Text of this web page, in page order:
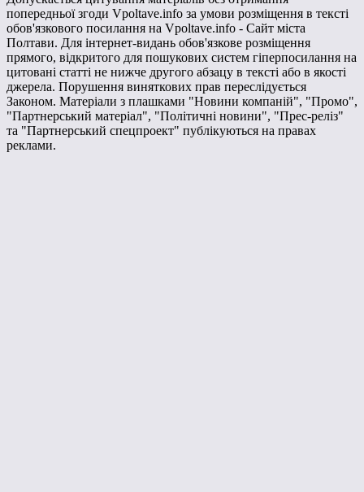
попередньої згоди Vpoltave.info за умови розміщення в тексті
обов'язкового посилання на Vpoltave.info - Сайт міста
Полтави. Для інтернет-видань обов'язкове розміщення
прямого, відкритого для пошукових систем гіперпосилання на
цитовані статті не нижче другого абзацу в тексті або в якості
джерела. Порушення виняткових прав переслідується
Законом. Матеріали з плашками "Новини компаній", "Промо",
"Партнерський матеріал", "Політичні новини", "Прес-реліз"
та "Партнерський спецпроект" публікуються на правах
реклами.